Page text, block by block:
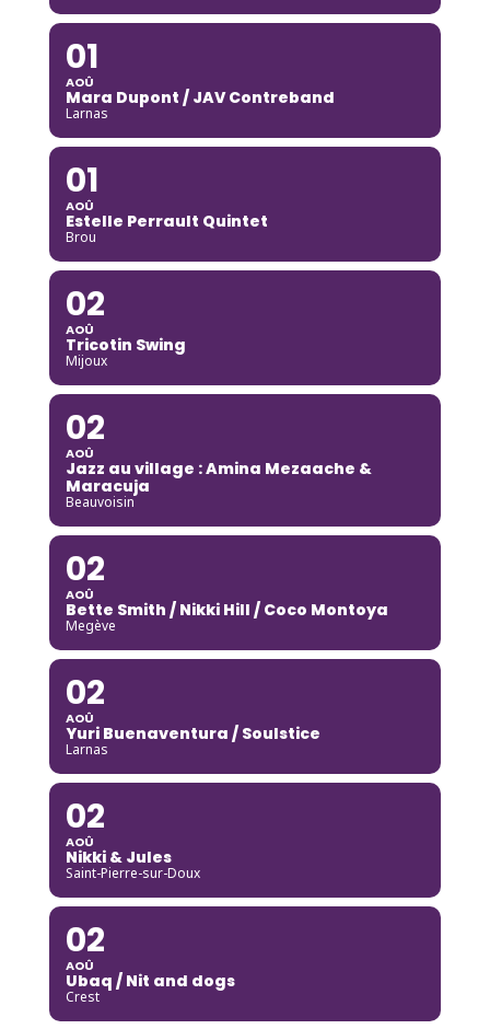
01
AOÛ
Mara Dupont / JAV Contreband
Larnas
01
AOÛ
Estelle Perrault Quintet
Brou
02
AOÛ
Tricotin Swing
Mijoux
02
AOÛ
Jazz au village : Amina Mezaache &
Maracuja
Beauvoisin
02
AOÛ
Bette Smith / Nikki Hill / Coco Montoya
Megève
02
AOÛ
Yuri Buenaventura / Soulstice
Larnas
02
AOÛ
Nikki & Jules
Saint-Pierre-sur-Doux
02
AOÛ
Ubaq / Nit and dogs
Crest